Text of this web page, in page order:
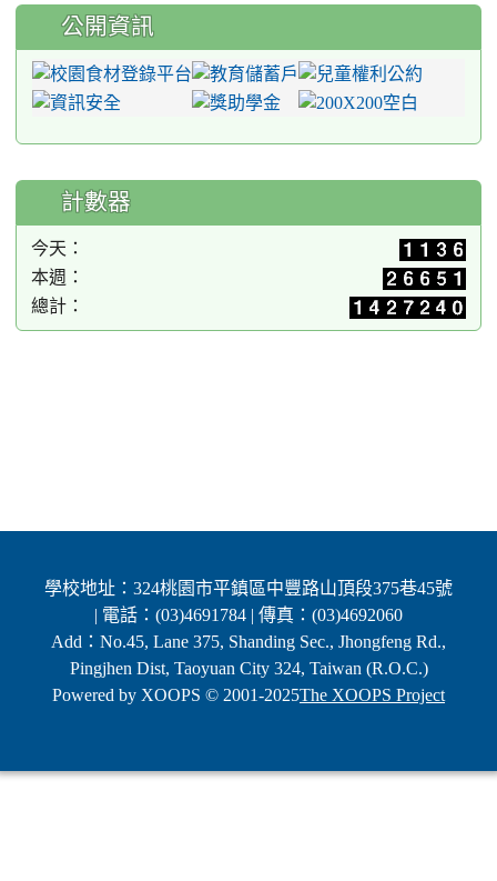
公開資訊
計數器
今天：
本週：
總計：
學校地址：324桃園市平鎮區中豐路山頂段375巷45號
| 電話：(03)4691784 | 傳真：(03)4692060
Add：No.45, Lane 375, Shanding Sec., Jhongfeng Rd.,
Pingjhen Dist, Taoyuan City 324, Taiwan (R.O.C.)
Powered by XOOPS © 2001-2025The XOOPS Project